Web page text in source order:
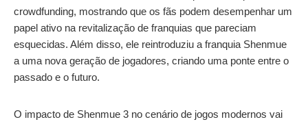
crowdfunding, mostrando que os fãs podem desempenhar um
papel ativo na revitalização de franquias que pareciam
esquecidas. Além disso, ele reintroduziu a franquia Shenmue
a uma nova geração de jogadores, criando uma ponte entre o
passado e o futuro.
O impacto de Shenmue 3 no cenário de jogos modernos vai